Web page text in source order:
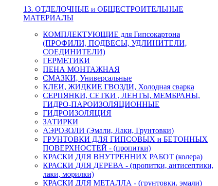
13. ОТДЕЛОЧНЫЕ и ОБЩЕСТРОИТЕЛЬНЫЕ
МАТЕРИАЛЫ
КОМПЛЕКТУЮЩИЕ для Гипсокартона
(ПРОФИЛИ, ПОДВЕСЫ, УДЛИНИТЕЛИ,
СОЕДИНИТЕЛИ)
ГЕРМЕТИКИ
ПЕНА МОНТАЖНАЯ
СМАЗКИ, Универсальные
КЛЕИ, ЖИДКИЕ ГВОЗДИ, Холодная сварка
СЕРПЯНКИ, СЕТКИ , ЛЕНТЫ, МЕМБРАНЫ,
ГИДРО-ПАРОИЗОЛЯЦИОННЫЕ
ГИДРОИЗОЛЯЦИЯ
ЗАТИРКИ
АЭРОЗОЛИ (Эмали, Лаки, Грунтовки)
ГРУНТОВКИ ДЛЯ ГИПСОВЫХ и БЕТОННЫХ
ПОВЕРХНОСТЕЙ - (пропитки)
КРАСКИ ДЛЯ ВНУТРЕННИХ РАБОТ (колера)
КРАСКИ ДЛЯ ДЕРЕВА - (пропитки, антисептики,
лаки, морилки)
КРАСКИ ДЛЯ МЕТАЛЛА - (грунтовки, эмали)